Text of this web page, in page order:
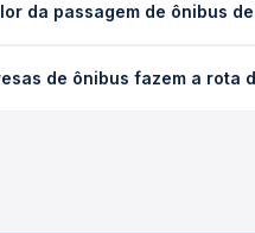
executivo ou leito) e as
da passagem de ônibus
de poltrona e a
de ônibus fazem a rota